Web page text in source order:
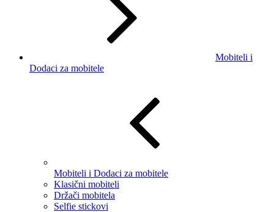
Mobiteli i
Dodaci za mobitele
Mobiteli i Dodaci za mobitele
Klasični mobiteli
Držači mobitela
Selfie stickovi